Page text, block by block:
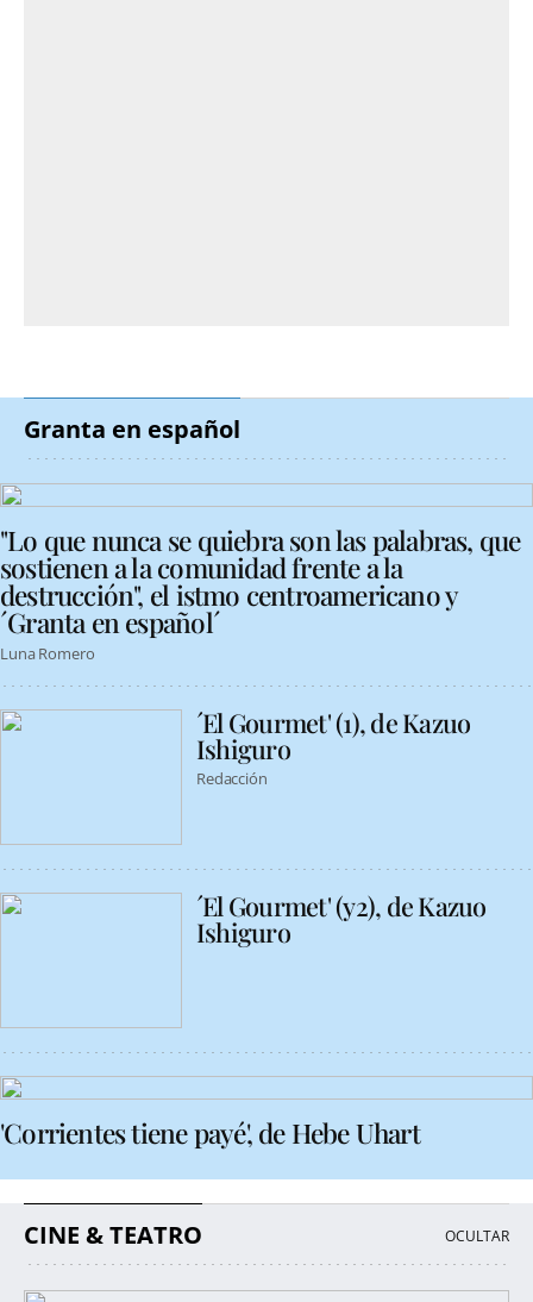
Granta en español
"Lo que nunca se quiebra son las palabras, que
sostienen a la comunidad frente a la
destrucción", el istmo centroamericano y
´Granta en español´
Luna Romero
´El Gourmet' (1), de Kazuo
Ishiguro
Redacción
´El Gourmet' (y2), de Kazuo
Ishiguro
'Corrientes tiene payé', de Hebe Uhart
CINE & TEATRO